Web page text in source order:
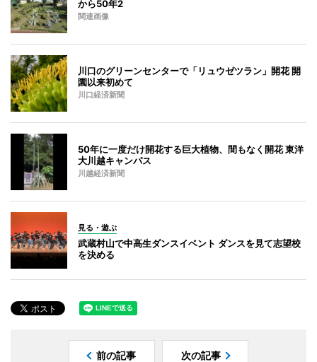
から50年2
関連画像
川口のグリーンセンターで「リュウゼツラン」開花 開
園以来初めて
川口経済新聞
50年に一度だけ開花する巨大植物、間もなく開花 東洋
大川越キャンパス
川越経済新聞
見る・遊ぶ
武蔵村山で中高生ダンスイベント ダンスを見て志望校
を決める
前の記事 次の記事